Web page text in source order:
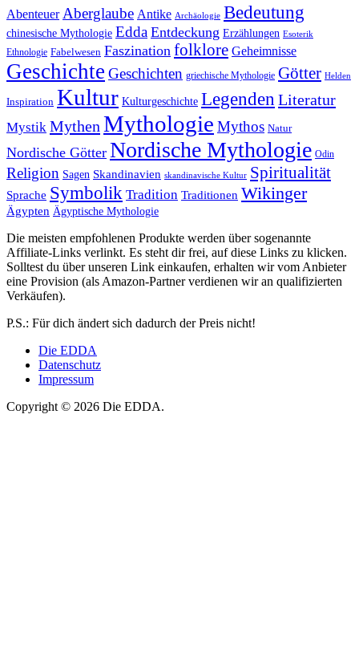
Abenteuer Aberglaube Antike Archäologie Bedeutung
chinesische Mythologie Edda Entdeckung Erzählungen Esoterik
Ethnologie Fabelwesen Faszination folklore Geheimnisse
Geschichte Geschichten griechische Mythologie Götter Helden
Inspiration Kultur Kulturgeschichte Legenden Literatur
Mystik Mythen Mythologie Mythos Natur
Nordische Götter Nordische Mythologie Odin
Religion Sagen Skandinavien skandinavische Kultur Spiritualität
Sprache Symbolik Tradition Traditionen Wikinger
Ägypten Ägyptische Mythologie
Die meisten empfohlenen Produkte werden über sogenannte
Affiliate-Links verlinkt. Es steht dir frei, auf diese Links zu klicken.
Solltest du über unseren Link einkaufen, erhalten wir vom Anbieter
eine Provision (als Amazon-Partner verdienen wir an qualifizierten
Verkäufen).
P.S.: Für dich ändert sich dadurch der Preis nicht!
Die EDDA
Datenschutz
Impressum
Copyright © 2026 Die EDDA.